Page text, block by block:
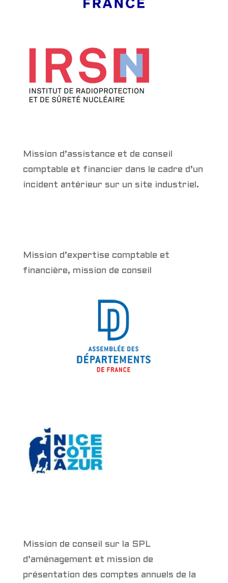
Mission d’assistance et de conseil
comptable et financier dans le cadre d’un
incident antérieur sur un site industriel.
Mission d’expertise comptable et
financière, mission de conseil
Mission de conseil sur la SPL
d’aménagement et mission de
présentation des comptes annuels de la